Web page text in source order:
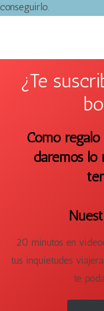
conseguirlo.
¿Te
Como
daremos lo
20 minutos en
tus inquietudes
te